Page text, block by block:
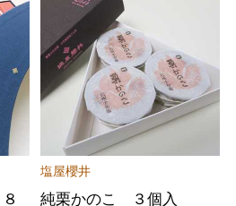
塩屋櫻井
純栗かのこ ３個入